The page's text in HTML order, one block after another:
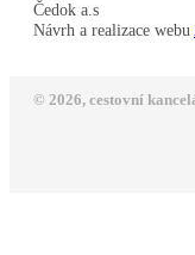
Čedok a.s
Návrh a realizace webu
© 2026, cestovní